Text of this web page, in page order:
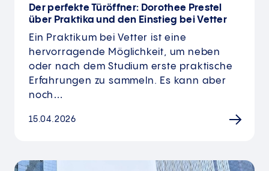
Der perfekte Türöffner: Dorothee Prestel
über Praktika und den Einstieg bei Vetter
Ein Praktikum bei Vetter ist eine
hervorragende Möglichkeit, um neben
oder nach dem Studium erste praktische
Erfahrungen zu sammeln. Es kann aber
noch…
15.04.2026